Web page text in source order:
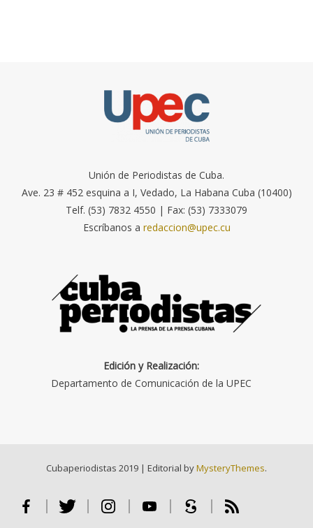
Unión de Periodistas de Cuba.
Ave. 23 # 452 esquina a I, Vedado, La Habana Cuba (10400)
Telf. (53) 7832 4550 | Fax: (53) 7333079
Escríbanos a redaccion@upec.cu
Edición y Realización:
Departamento de Comunicación de la UPEC
Cubaperiodistas 2019 | Editorial byMysteryThemes.
Facebook Twitter Instagram Youtube Scribd RSS